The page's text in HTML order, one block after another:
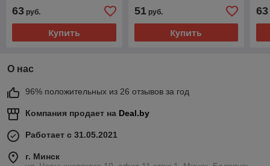
63 руб.
Купить
51руб.
Купить
63
О нас
96% положительных из 26 отзывов за год
Компания продает на Deal.by
Работает с 31.05.2021
г. Минск